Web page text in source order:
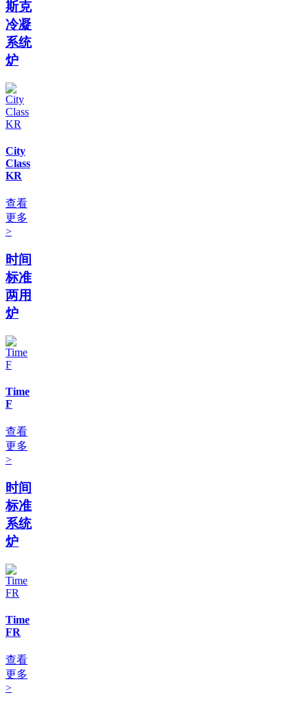
斯克
冷凝
系统
炉
City
Class
KR
查看
更多
>
时间
标准
两用
炉
Time
F
查看
更多
>
时间
标准
系统
炉
Time
FR
查看
更多
>